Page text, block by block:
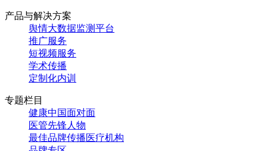
产品与解决方案
舆情大数据监测平台
推广服务
短视频服务
学术传播
定制化内训
专题栏目
健康中国面对面
医管先锋人物
最佳品牌传播医疗机构